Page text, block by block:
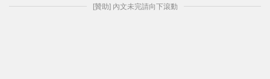
[贊助] 內文未完請向下滾動